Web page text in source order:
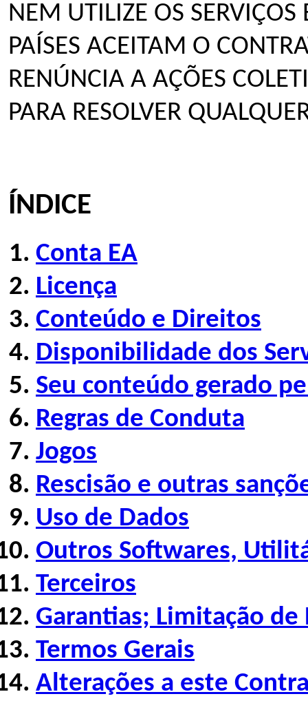
NEM UTILIZE OS SERVIÇOS
PAÍSES ACEITAM O
RENÚNCIA A AÇÕES
PARA RESOLVER
ÍNDICE
Conta EA
Licença
Conteúdo e Direitos
Disponibilidade dos
Seu conteúdo gerado
Regras de Conduta
Jogos
Rescisão e outras
Uso de Dados
Outros Softwares,
Terceiros
Garantias; Limitação de
Termos Gerais
Alterações a este